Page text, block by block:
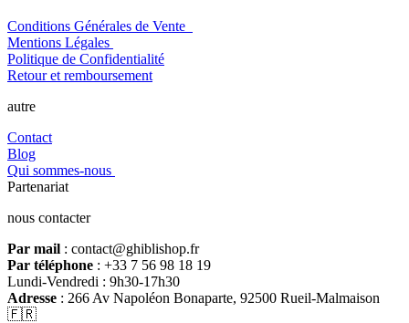
Conditions Générales de Vente
Mentions Légales
Politique de Confidentialité
Retour et remboursement
autre
Contact
Blog
Qui sommes-nous
Partenariat
nous contacter
Par mail : contact@ghiblishop.fr
Par téléphone : +33 7 56 98 18 19
Lundi-Vendredi : 9h30-17h30
Adresse : 266 Av Napoléon Bonaparte, 92500 Rueil-Malmaison
🇫🇷